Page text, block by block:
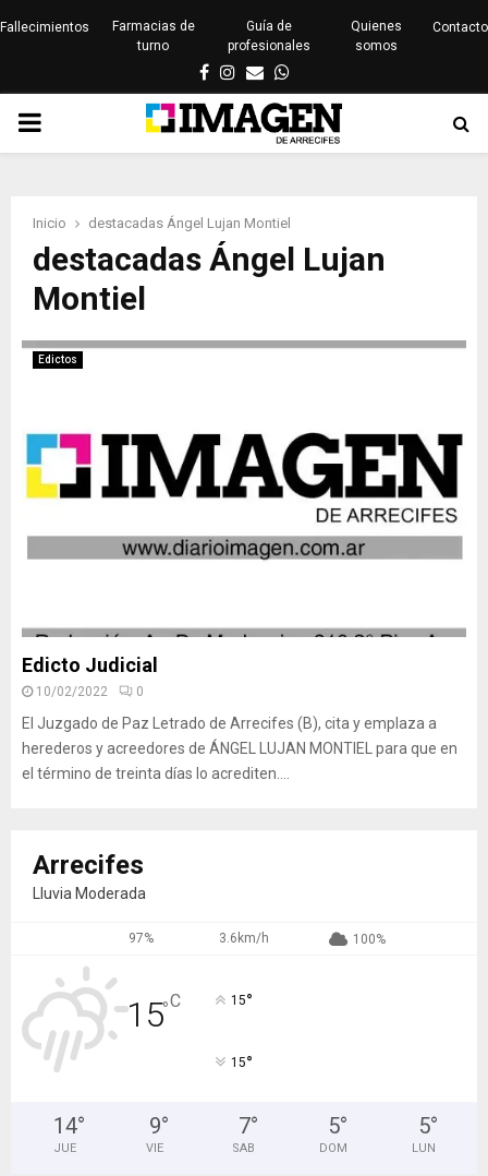
Fallecimientos
Farmacias de
turno
Guía de
profesionales
Quienes
somos
Contacto
Facebook
Instagram
EmailWhatsapp
PRIMARY
Inicio destacadas Ángel Lujan Montiel
destacadas Ángel Lujan
Montiel
Edictos
Edicto Judicial
10/02/2022 0
El Juzgado de Paz Letrado de Arrecifes (B), cita y emplaza a
herederos y acreedores de ÁNGEL LUJAN MONTIEL para que en
el término de treinta días lo acrediten....
Arrecifes
Lluvia Moderada
97% 3.6km/h 100%
15°C 15°
15°
14°
JUE
9°
VIE
7°
SAB
5°
DOM
5°
LUN